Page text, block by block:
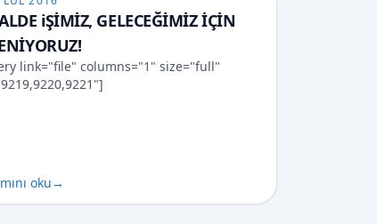
iŞİMİZ, GELECEĞİMİZ İÇİN
link="file" columns="1" size="full"
oku→